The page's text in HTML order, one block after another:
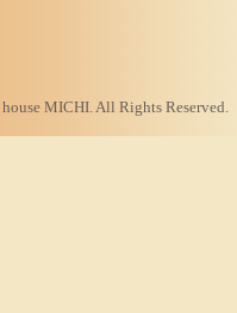
MICHI. All Rights Reserved.